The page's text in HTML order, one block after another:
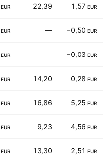
EUR 22,39 1,57 EUR
EUR — −0,50 EUR
EUR — −0,03 EUR
EUR 14,20 0,28 EUR
EUR 16,86 5,25 EUR
EUR 9,23 4,56 EUR
EUR 13,30 2,51 EUR